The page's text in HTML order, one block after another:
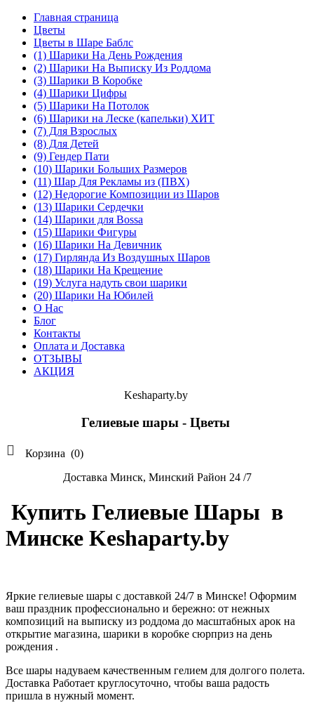
Главная страница
Цветы
Цветы в Шаре Баблс
(1) Шарики На День Рождения
(2) Шарики На Выписку Из Роддома
(3) Шарики В Коробке
(4) Шарики Цифры
(5) Шарики На Потолок
(6) Шарики на Леске (капельки) ХИТ
(7) Для Взрослых
(8) Для Детей
(9) Гендер Пати
(10) Шарики Больших Размеров
(11) Шар Для Рекламы из (ПВХ)
(12) Недорогие Композиции из Шаров
(13) Шарики Сердечки
(14) Шарики для Воssa
(15) Шарики Фигуры
(16) Шарики На Девичник
(17) Гирлянда Из Воздушных Шаров
(18) Шарики На Крещение
(19) Услуга надуть свои шарики
(20) Шарики На Юбилей
О Нас
Блог
Контакты
Оплата и Доставка
ОТЗЫВЫ
АКЦИЯ
Keshaparty.by
Гелиевые шары - Цветы
 Корзина (0)
Доставка Минск, Минский Район 24 /7
Купить Гелиевые Шары в
Минске Keshaparty.by
Яркие гелиевые шары с доставкой 24/7 в Минске! Оформим
ваш праздник профессионально и бережно: от нежных
композиций на выписку из роддома до масштабных арок на
открытие магазина, шарики в коробке сюрприз на день
рождения .
Все шары надуваем качественным гелием для долгого полета.
Доставка Работает круглосуточно, чтобы ваша радость
пришла в нужный момент.